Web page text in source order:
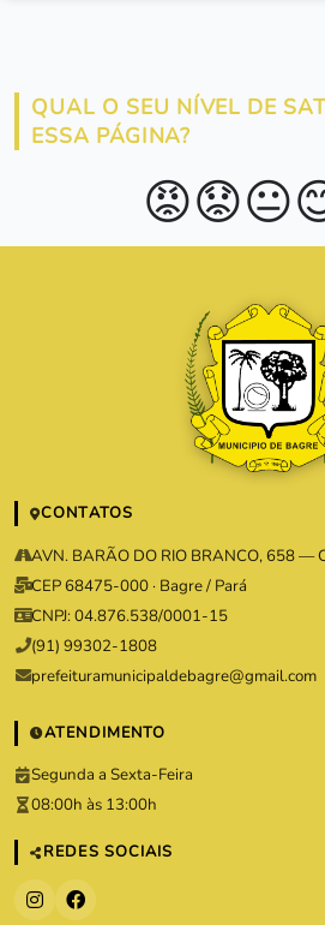
QUAL O SEU NÍVEL DE
ESSA PÁGINA?
😡😟😐
CONTATOS
AVN. BARÃO DO RIO BRANCO, 658 —
CEP 68475-000 · Bagre / Pará
CNPJ: 04.876.538/0001-15
(91) 99302-1808
prefeituramunicipaldebagre@gmail.com
ATENDIMENTO
Segunda a Sexta-Feira
08:00h às 13:00h
REDES SOCIAIS